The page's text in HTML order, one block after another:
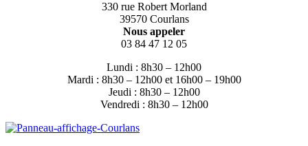
330 rue Robert Morland
39570 Courlans
Nous appeler
03 84 47 12 05
Lundi : 8h30 – 12h00
Mardi : 8h30 – 12h00 et 16h00 – 19h00
Jeudi : 8h30 – 12h00
Vendredi : 8h30 – 12h00